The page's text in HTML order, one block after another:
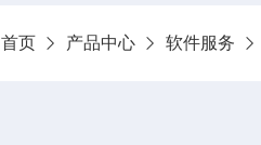
首页 产品中心 软件服务